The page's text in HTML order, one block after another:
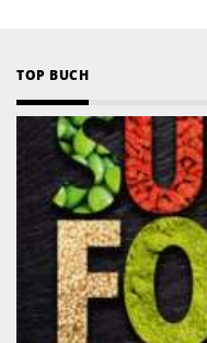
TOP BUCH